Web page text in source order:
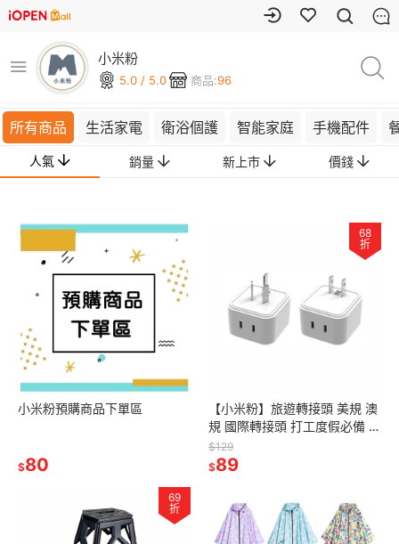
小米粉
5.0 / 5.0 商品:96
所有商品 生活家電 衛浴個護 智能家庭 手機配件
人氣 銷量 新上市 價錢
小米粉預購商品下單區
$80
68
折
【小米粉】旅遊轉接頭 美規 澳
規 國際轉接頭 打工度假必備 一
轉二插 三腳插頭 轉換插座 二腳
扁插頭 轉換器 三插 二插
$129
$89
69
折